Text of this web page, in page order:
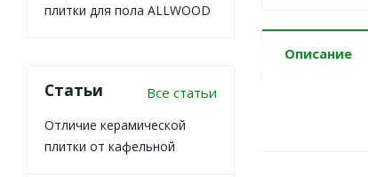
Описание
плитки для пола ALLWOOD
Статьи Все статьи
Отличие керамической
плитки от кафельной